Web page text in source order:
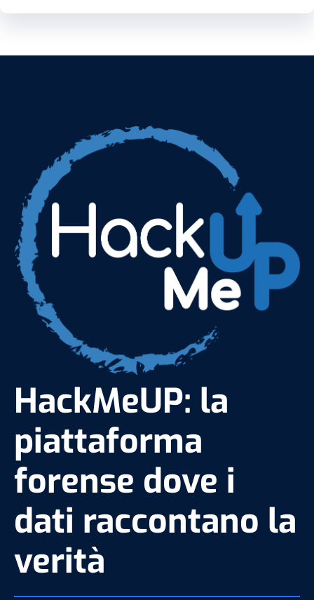
HackMeUP: la
piattaforma
forense dove i
dati raccontano la
verità